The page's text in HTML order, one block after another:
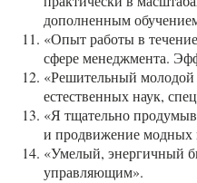
дополненным
«Опыт работы в
сфере менеджмента.
«Решительный молодой
естественных наук,
«Я тщательно
и продвижение модных
«Умелый, энергичный
управляющим».